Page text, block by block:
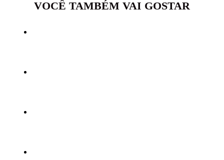
VOCÊ TAMBÉM VAI GOSTAR